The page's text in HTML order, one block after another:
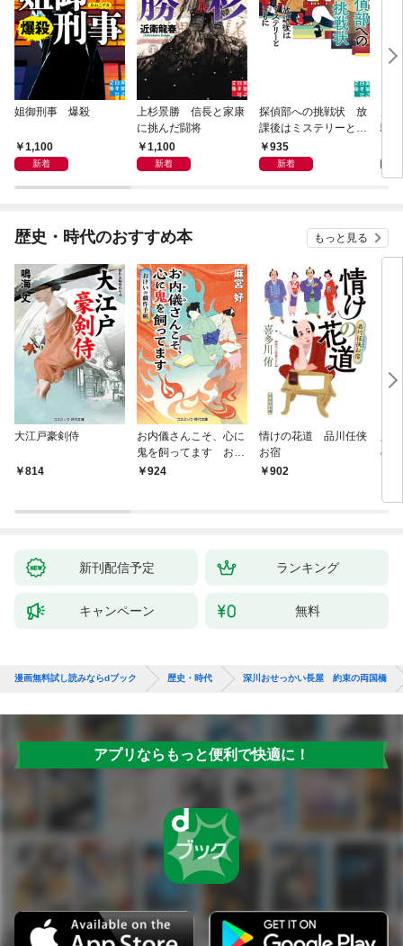
姐御刑事 爆殺
1,100
新着
上杉景勝 信長と家康
に挑んだ闘将
1,100
新着
探偵部への挑戦状 放
課後はミステリーとと
もに 新装版
935
新着
騒動
歴史・時代のおすすめ本 もっと見る
大江戸豪剣侍
814
お内儀さんこそ、心に
鬼を飼ってます おけ
いの戯作手帖
924
情けの花道 品川任侠
お宿
902
の
新刊配信予定 ランキング
キャンペーン 無料
漫画無料試し読みならdブック 歴史・時代 深川おせっかい長屋 約束の両国橋
アプリならもっと便利で快適に！